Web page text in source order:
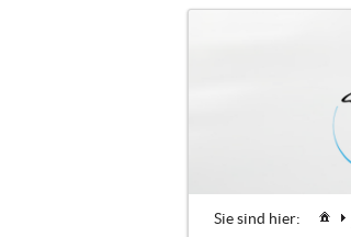
Sie sind hier: